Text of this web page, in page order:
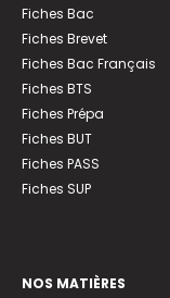
Fiches Bac
Fiches Brevet
Fiches Bac Français
Fiches BTS
Fiches Prépa
Fiches BUT
Fiches PASS
Fiches SUP
NOS MATIÈRES